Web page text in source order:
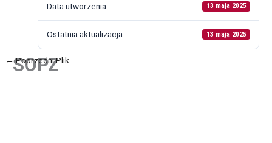
Data utworzenia 13 maja 2025
Ostatnia aktualizacja 13 maja 2025
SOPZ
←Poprzedni Plik